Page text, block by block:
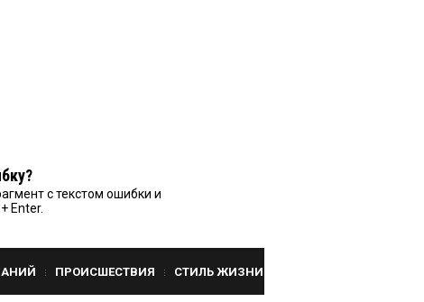
с текстом ошибки и
Enter.
ПРОИСШЕСТВИЯ СТИЛЬ ЖИЗНИ